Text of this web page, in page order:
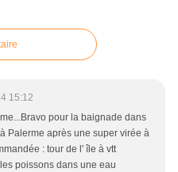
15:12
pour la baignade dans
Palerme après une super virée à
: tour de l' île à vtt
poissons dans une eau